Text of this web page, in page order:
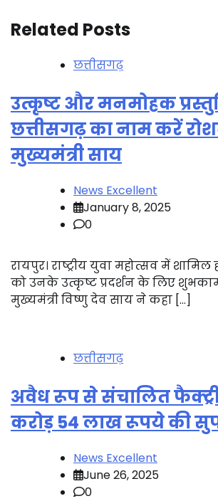
Related Posts
छत्तीसगढ़
उत्कृष्ट और मनमोहक
छत्तीसगढ़ का नाम करें
मुख्यमंत्री साय
News Excellent
January 8, 2025
0
रायपुर। राष्ट्रीय युवा महोत्सव में
को उनके उत्कृष्ट प्रदर्शन के लिए
मुख्यमंत्री विष्णु देव साय ने कहा […]
छत्तीसगढ़
अवैध रूप से संचालित
करोड़ 54 लाख रूपये की
News Excellent
June 26, 2025
0